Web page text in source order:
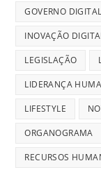
GOVERNO DIGITAL
INOVAÇÃO
LEGISLAÇÃO
LIDERANÇA
LIFESTYLE
ORGANOGRAMA
RECURSOS